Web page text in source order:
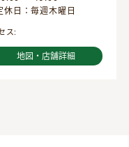
休日：毎週木曜日
ス:
地図・店舗詳細